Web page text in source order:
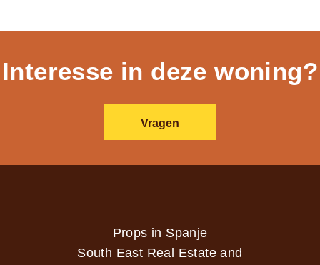
Interesse in deze woning?
Vragen
Props in Spanje
South East Real Estate and